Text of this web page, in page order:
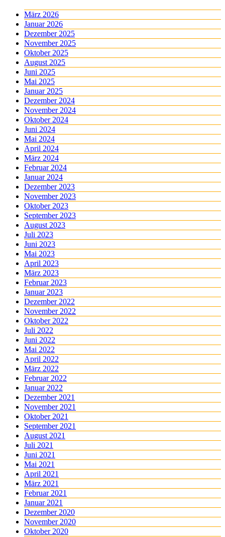
März 2026
Januar 2026
Dezember 2025
November 2025
Oktober 2025
August 2025
Juni 2025
Mai 2025
Januar 2025
Dezember 2024
November 2024
Oktober 2024
Juni 2024
Mai 2024
April 2024
März 2024
Februar 2024
Januar 2024
Dezember 2023
November 2023
Oktober 2023
September 2023
August 2023
Juli 2023
Juni 2023
Mai 2023
April 2023
März 2023
Februar 2023
Januar 2023
Dezember 2022
November 2022
Oktober 2022
Juli 2022
Juni 2022
Mai 2022
April 2022
März 2022
Februar 2022
Januar 2022
Dezember 2021
November 2021
Oktober 2021
September 2021
August 2021
Juli 2021
Juni 2021
Mai 2021
April 2021
März 2021
Februar 2021
Januar 2021
Dezember 2020
November 2020
Oktober 2020